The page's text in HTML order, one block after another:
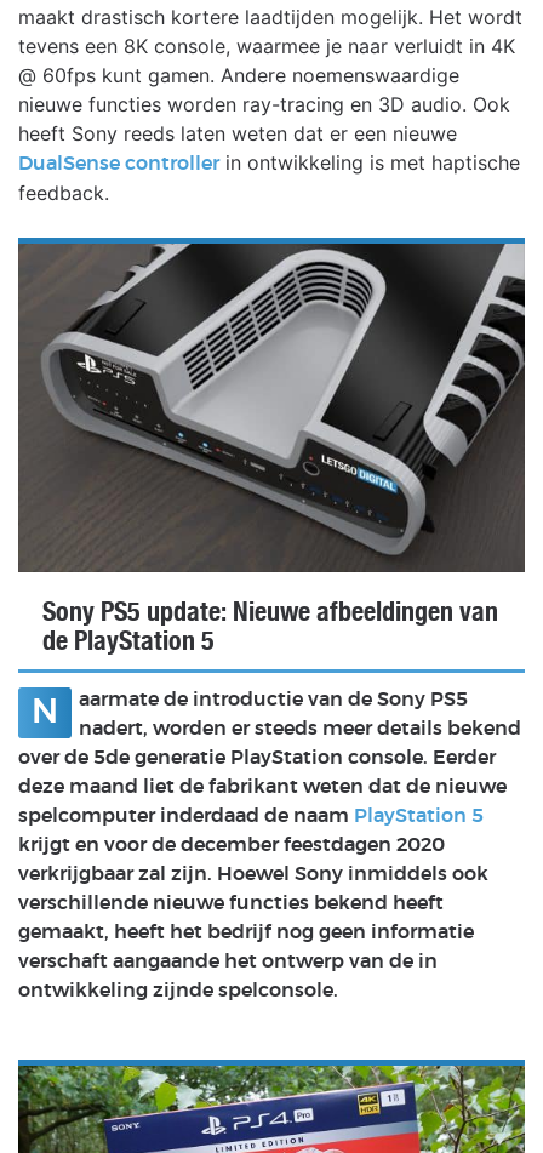
maakt drastisch kortere laadtijden mogelijk. Het wordt
tevens een 8K console, waarmee je naar verluidt in 4K
@ 60fps kunt gamen. Andere noemenswaardige
nieuwe functies worden ray-tracing en 3D audio. Ook
heeft Sony reeds laten weten dat er een nieuwe
DualSense controllerin ontwikkeling is met haptische
feedback.
Sony PS5 update: Nieuwe afbeeldingen van
de PlayStation 5
N
aarmate de introductie van de Sony PS5
nadert, worden er steeds meer details bekend
over de 5de generatie PlayStation console. Eerder
deze maand liet de fabrikant weten dat de nieuwe
spelcomputer inderdaad de naam PlayStation 5
krijgt en voor de december feestdagen 2020
verkrijgbaar zal zijn. Hoewel Sony inmiddels ook
verschillende nieuwe functies bekend heeft
gemaakt, heeft het bedrijf nog geen informatie
verschaft aangaande het ontwerp van de in
ontwikkeling zijnde spelconsole.